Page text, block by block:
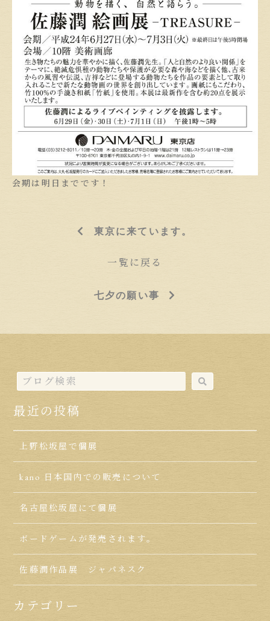
会期は明日までです！
東京に来ています。
一覧に戻る
七夕の願い事
最近の投稿
上野松坂屋で個展
kano 日本国内での販売について
名古屋松坂屋にて個展
ボードゲームが発売されます。
佐藤潤作品展 ジャパネスク
カテゴリー